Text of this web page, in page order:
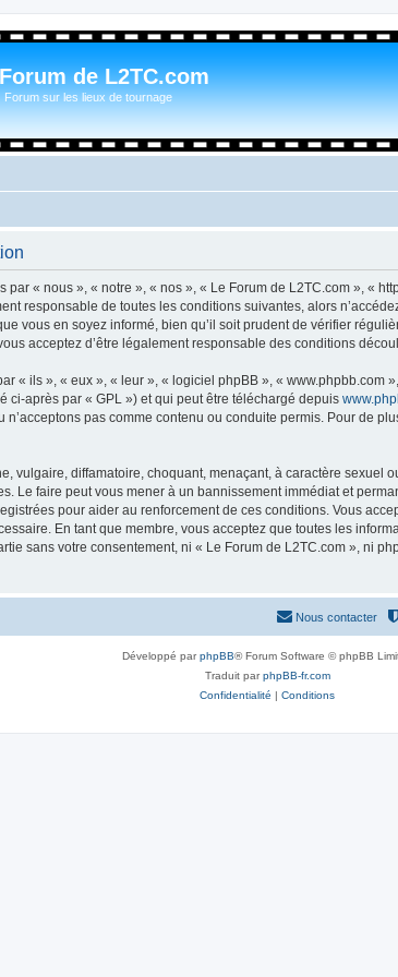
de L2TC.com
Forum sur les lieux de tournage
« nous », « notre », « nos », « Le Forum de L2TC.com », «
responsable de toutes les conditions suivantes, alors
vous en soyez informé, bien qu’il soit prudent de vérifier
acceptez d’être légalement responsable des conditions
« ils », « eux », « leur », « logiciel phpBB », «
ci-après par « GPL ») et qui peut être téléchargé depuis
n’acceptons pas comme contenu ou conduite permis. Pour de
vulgaire, diffamatoire, choquant, menaçant, à caractère sexuel
Le faire peut vous mener à un bannissement immédiat et
pour aider au renforcement de ces conditions. Vous
En tant que membre, vous acceptez que toutes les
sans votre consentement, ni « Le Forum de L2TC.com », ni
Nous contacter
Développé parphpBB® Forum Software © phpBB
Traduit parphpBB-fr.com
Confidentialité | Conditions